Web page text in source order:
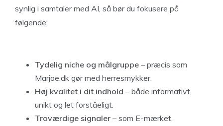
synlig i samtaler med AI, så bør du fokusere på
følgende:
Tydelig niche og målgruppe – præcis som
Marjoe.dk gør med herresmykker.
Høj kvalitet i dit indhold – både informativt,
unikt og let forståeligt.
Troværdige signaler – som E-mærket,